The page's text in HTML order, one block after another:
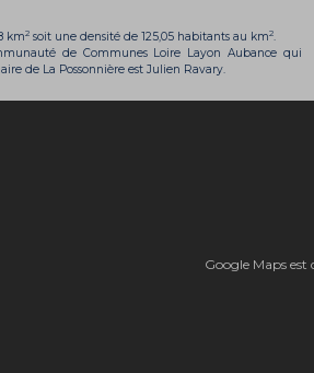
km2 soit une densité de 125,05 habitants au km2.
de Communes Loire Layon Aubance qui
de La Possonnière est Julien Ravary.
Google Maps est